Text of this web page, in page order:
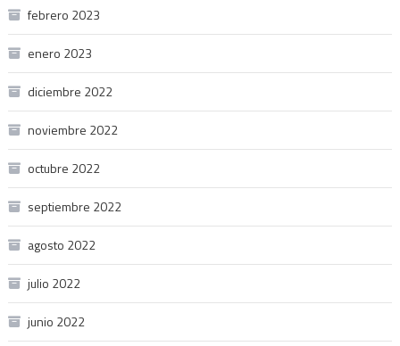
febrero 2023
enero 2023
diciembre 2022
noviembre 2022
octubre 2022
septiembre 2022
agosto 2022
julio 2022
junio 2022